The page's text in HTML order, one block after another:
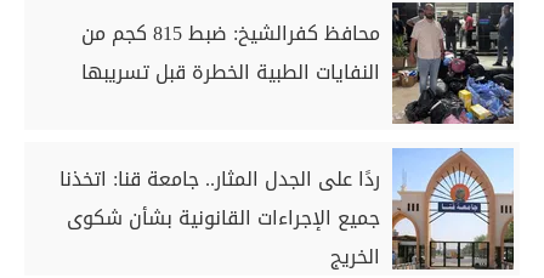
محافظ كفرالشيخ: ضبط 815 كجم من
النفايات الطبية الخطرة قبل تسريبها
ردًا على الجدل المثار.. جامعة قنا: اتخذنا
جميع الإجراءات القانونية بشأن شكوى
الخريج